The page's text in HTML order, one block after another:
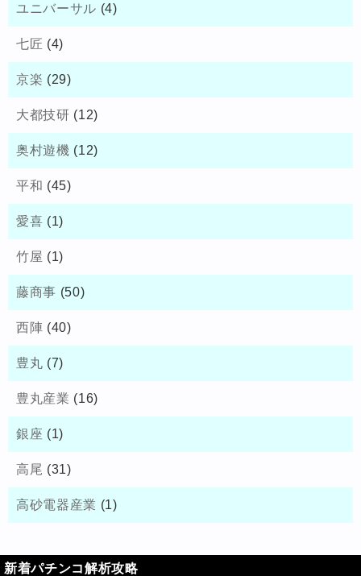
ユニバーサル (4)
七匠 (4)
京楽 (29)
大都技研 (12)
奥村遊機 (12)
平和 (45)
愛喜 (1)
竹屋 (1)
藤商事 (50)
西陣 (40)
豊丸 (7)
豊丸産業 (16)
銀座 (1)
高尾 (31)
高砂電器産業 (1)
新着パチンコ解析攻略